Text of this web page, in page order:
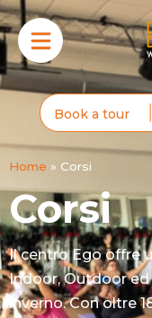
Book a tour
Home » Corsi
Corsi
Il centro Ego offre
Indoor, Outdoor
inverno.Con oltre